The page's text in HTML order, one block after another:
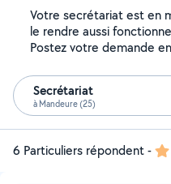
Votre secrétariat est en
le rendre aussi
Postez votre demande
Secrétariat
à Mandeure (25)
6 Particuliers répondent-